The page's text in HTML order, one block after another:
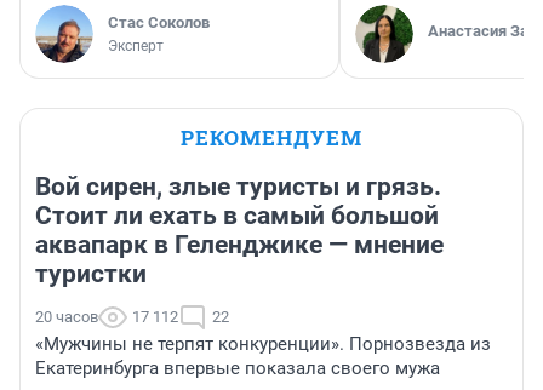
Стас Соколов
Эксперт
Анастасия
РЕКОМЕНДУЕМ
Вой сирен, злые туристы и грязь.
Стоит ли ехать в самый большой
аквапарк в Геленджике — мнение
туристки
20 часов 17 112 22
«Мужчины не терпят конкуренции». Порнозвезда из
Екатеринбурга впервые показала своего мужа